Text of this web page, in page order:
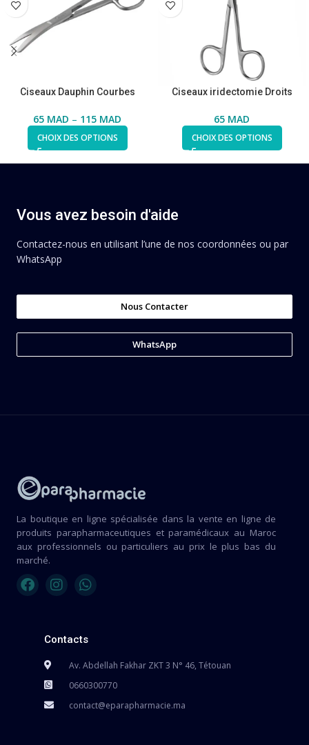
Ciseaux Dauphin Courbes
65 MAD – 115 MAD
CHOIX DES OPTIONS
Ciseaux iridectomie Droits
65 MAD
CHOIX DES OPTIONS
Vous avez besoin d'aide
Contactez-nous en utilisant l’une de nos coordonnées ou par
WhatsApp
Nous Contacter
WhatsApp
La boutique en ligne spécialisée dans la vente en ligne de
produits parapharmaceutiques et paramédicaux au Maroc
aux professionnels ou particuliers au prix le plus bas du
marché.
Contacts
Av. Abdellah Fakhar ZKT 3 N° 46, Tétouan
0660300770
contact@eparapharmacie.ma